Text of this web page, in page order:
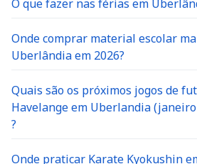
Onde comprar material escolar
Uberlândia em 2026?
Quais são os próximos jogos de
Havelange em Uberlandia
?
Onde praticar Karate Kyokushin